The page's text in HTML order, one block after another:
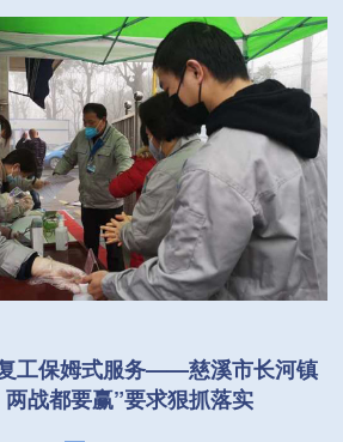
工保姆式服务——慈溪市长河镇
战都要赢”要求狠抓落实